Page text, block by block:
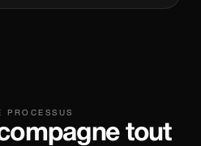
PROCESSUS
tout